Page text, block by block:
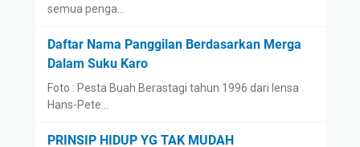
semua penga…
Daftar Nama Panggilan Berdasarkan Merga
Dalam Suku Karo
Foto : Pesta Buah Berastagi tahun 1996 dari lensa
Hans-Pete…
PRINSIP HIDUP YG TAK MUDAH